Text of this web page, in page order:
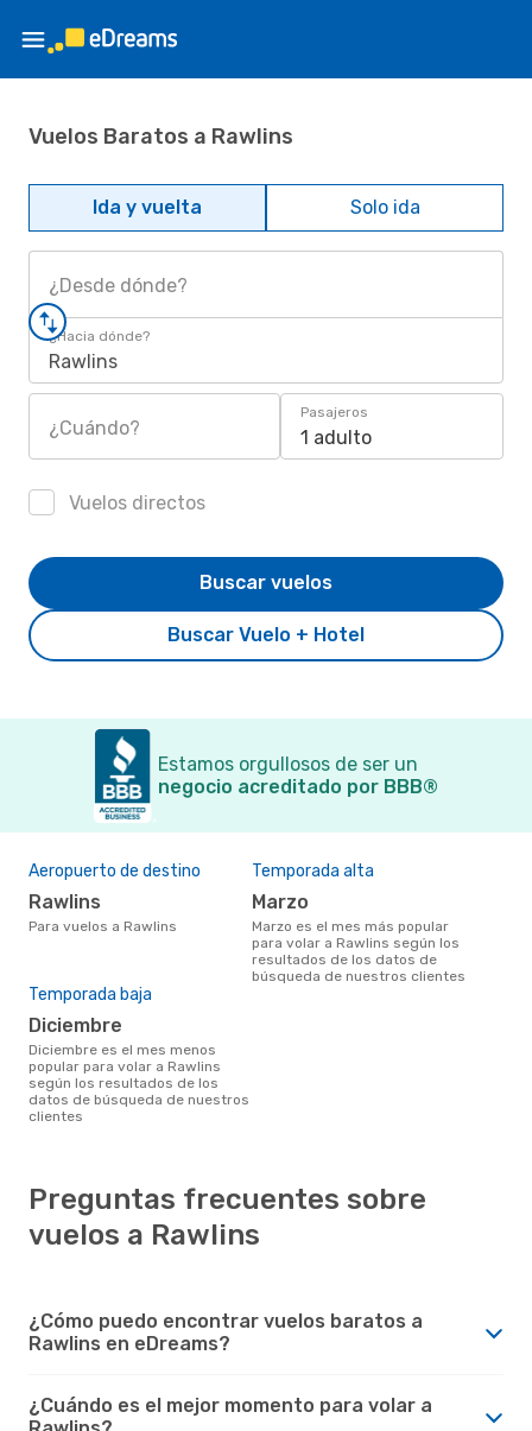
Vuelos Baratos a Rawlins
Ida y vuelta Solo ida
¿Desde dónde?
¿Hacia dónde?
Rawlins
¿Cuándo?
Pasajeros
1 adulto
Vuelos directos
Buscar Vuelo + Hotel
Buscar vuelos
Estamos orgullosos de ser un
negocio acreditado por BBB®
Aeropuerto de destino
Rawlins
Para vuelos a Rawlins
Temporada alta
marzo
marzo es el mes más popular
para volar a Rawlins según los
resultados de los datos de
búsqueda de nuestros clientes
Temporada baja
diciembre
diciembre es el mes menos
popular para volar a Rawlins
según los resultados de los
datos de búsqueda de nuestros
clientes
Preguntas frecuentes sobre
vuelos a Rawlins
¿Cómo puedo encontrar vuelos baratos a
Rawlins en eDreams?
¿Cuándo es el mejor momento para volar a